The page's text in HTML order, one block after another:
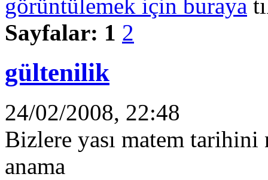
görüntülemek için buraya
Sayfalar: 1 2
gültenilik
24/02/2008, 22:48
Bizlere yası matem
anama